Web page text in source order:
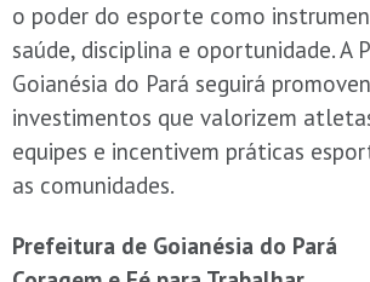
o poder do esporte como
saúde, disciplina e oportunidade. A
Goianésia do Pará seguirá
investimentos que valorizem
equipes e incentivem práticas
as comunidades.
Prefeitura de Goianésia do Pará